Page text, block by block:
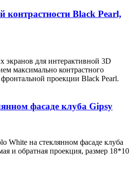
Black Pearl,
экранов для интерактивной 3D
максимально контрастного
проекции Black Pearl.
фасаде клуба Gipsy
White на стеклянном фасаде клуба
и обратная проекция, размер 18*10